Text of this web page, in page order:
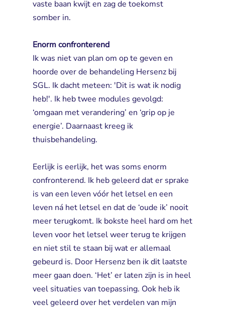
vaste baan kwijt en zag de toekomst
somber in.
Enorm confronterend
Ik was niet van plan om op te geven en
hoorde over de behandeling Hersenz bij
SGL. Ik dacht meteen: 'Dit is wat ik nodig
heb!'. Ik heb twee modules gevolgd:
‘omgaan met verandering’ en ‘grip op je
energie’. Daarnaast kreeg ik
thuisbehandeling.
Eerlijk is eerlijk, het was soms enorm
confronterend. Ik heb geleerd dat er sprake
is van een leven vóór het letsel en een
leven ná het letsel en dat de ‘oude ik’ nooit
meer terugkomt. Ik bokste heel hard om het
leven voor het letsel weer terug te krijgen
en niet stil te staan bij wat er allemaal
gebeurd is. Door Hersenz ben ik dit laatste
meer gaan doen. ‘Het’ er laten zijn is in heel
veel situaties van toepassing. Ook heb ik
veel geleerd over het verdelen van mijn